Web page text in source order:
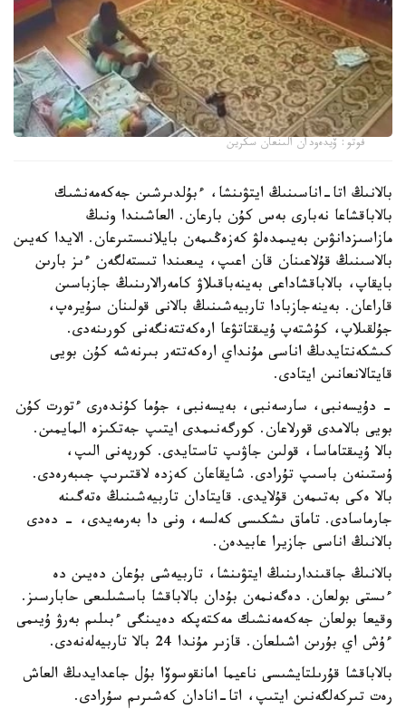
فوتو: ۆيدەودان الىنعان سكرين
بالانىڭ اتا-اناسىنىڭ ايتۋىنشا، ءبۇلدىرشىن جەكەمەنشىك
بالاباقشاعا نەبارى بەس كۇن بارعان. العاشىندا ونىڭ
مازاسىزدانۋىن بەيىمدەلۋ كەزەڭىمەن بايلانىستىرعان. الايدا كەيىن
بالاسىنىڭ قۇلاعىنان قان اعىپ، يىعىندا تىستەلگەن ءىز بارىن
بايقاپ، بالاباقشاداعى بەينەباقىلاۋ كامەرالارىنىڭ جازباسىن
قاراعان. بەينەجازبادا تاربيەشىنىڭ بالانى قولىنان سۇيرەپ،
جۇلقىلاپ، كۇشتەپ ۇيىقتاتۋعا ارەكەتتەنگەنى كورىنەدى.
كىشكەنتايدىڭ اناسى مۇنداي ارەكەتتەر بىرنەشە كۇن بويى
قايتالانعانىن ايتادى.
- دۇيسەنبى، سارسەنبى، بەيسەنبى، جۇما كۇندەرى ءتورت كۇن
بويى بالامدى قورلاعان. كورگەنىمدى ايتىپ جەتكىزە المايمىن.
بالا ۇيىقتاماسا، قولىن جاۋىپ تاستايدى. كورپەنى الىپ،
ۇستىنەن باسىپ تۇرادى. شايقاعان كەزدە لاقتىرىپ جىبەرەدى.
بالا ەكى بەتىمەن قۇلايدى. قايتادان تاربيەشىنىڭ ەتەگىنە
جارماسادى. تاماق ىشكىسى كەلسە، ونى دا بەرمەيدى، - دەدى
بالانىڭ اناسى جازيرا عابيدەن.
بالانىڭ جاقىندارىنىڭ ايتۋىنشا، تاربيەشى بۇعان دەيىن دە
ءىستى بولعان. دەگەنمەن بۇدان بالاباقشا باسشىلىعى حابارسىز.
وقيعا بولعان جەكەمەنشىك مەكتەپكە دەيىنگى ءبىلىم بەرۋ ۇيىمى
ءۇش اي بۇرىن اشىلعان. قازىر مۇندا 24 بالا تاربيەلەنەدى.
بالاباقشا قۇرىلتايشىسى ناعيما امانقوسوۆا بۇل جاعدايدىڭ العاش
رەت تىركەلگەنىن ايتىپ، اتا-انادان كەشىرىم سۇرادى.